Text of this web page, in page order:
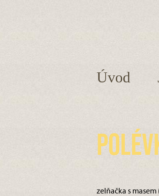
Úvod
zelňačka s masem